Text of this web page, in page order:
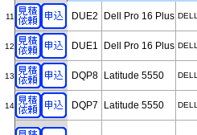
11 DUE2 Dell Pro 16 Plus DELL
12 DUE1 Dell Pro 16 Plus DELL
13 DQP8 Latitude 5550 DELL
14 DQP7 Latitude 5550 DELL